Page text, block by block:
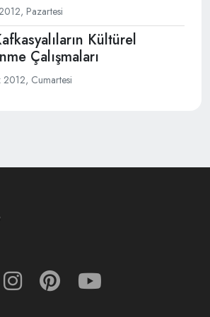
Pazartesi
Kültürel
Çalışmaları
2012, Cumartesi